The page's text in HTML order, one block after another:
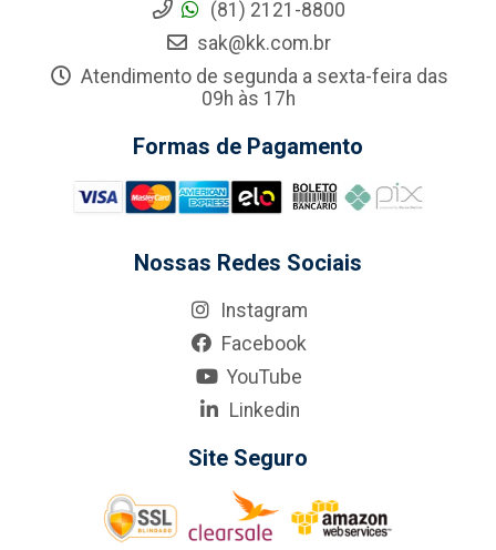
(81) 2121-8800
sak@kk.com.br
Atendimento de segunda a sexta-feira das
09h às 17h
Formas de Pagamento
Nossas Redes Sociais
Instagram
Facebook
YouTube
Linkedin
Site Seguro